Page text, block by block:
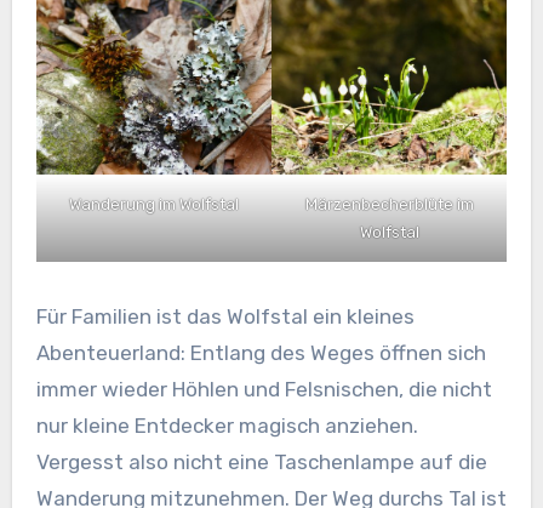
Wanderung im Wolfstal
Märzenbecherblüte im
Wolfstal
Für Familien ist das Wolfstal ein kleines
Abenteuerland: Entlang des Weges öffnen sich
immer wieder Höhlen und Felsnischen, die nicht
nur kleine Entdecker magisch anziehen.
Vergesst also nicht eine Taschenlampe auf die
Wanderung mitzunehmen. Der Weg durchs Tal ist